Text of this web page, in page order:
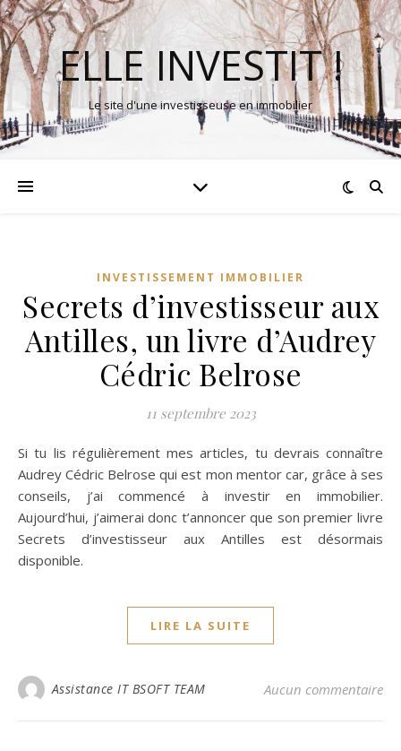
ELLE INVESTIT !
Le site d'une investisseuse en immobilier
INVESTISSEMENT IMMOBILIER
Secrets d’investisseur aux
Antilles, un livre d’Audrey
Cédric Belrose
11 septembre 2023
Si tu lis régulièrement mes articles, tu devrais connaître
Audrey Cédric Belrose qui est mon mentor car, grâce à ses
conseils, j’ai commencé à investir en immobilier.
Aujourd’hui, j’aimerai donc t’annoncer que son premier livre
Secrets d’investisseur aux Antilles est désormais
disponible.
LIRE LA SUITE
Assistance IT BSOFT TEAM Aucun commentaire